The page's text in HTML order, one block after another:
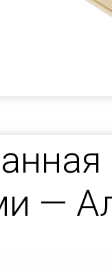
—